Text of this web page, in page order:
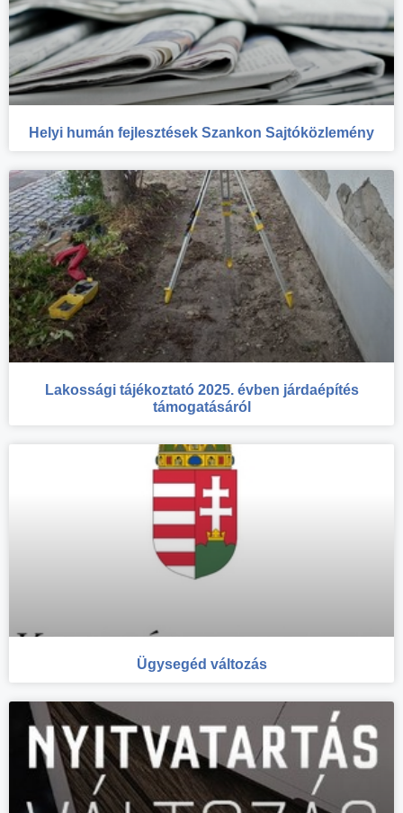
Helyi humán fejlesztések Szankon Sajtóközlemény
Lakossági tájékoztató 2025. évben járdaépítés
támogatásáról
Ügysegéd változás